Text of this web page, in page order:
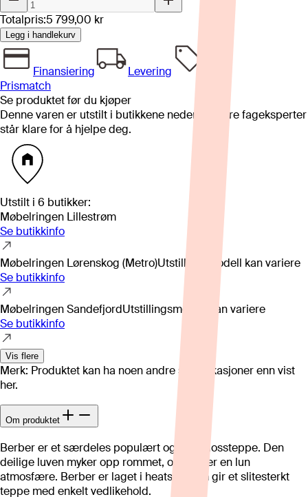
Totalpris:5 799,00 kr
Legg i handlekurv
Finansiering
Levering
Prismatch
Se produktet før du kjøper
Denne varen er utstilt i butikkene nedenfor. Våre fageksperter
står klare for å hjelpe deg.
Utstilt i 6 butikker:
Møbelringen Lillestrøm
Se butikkinfo
Møbelringen Lørenskog (Metro)Utstillingsmodell kan variere
Se butikkinfo
Møbelringen SandefjordUtstillingsmodell kan variere
Se butikkinfo
Vis flere
Merk: Produktet kan ha noen andre spesifikasjoner enn vist
her.
Om produktet
Berber er et særdeles populært og mykt flossteppe. Den
deilige luven myker opp rommet, og skaper en lun
atmosfære. Berber er laget i heatset, som gir et slitesterkt
teppe med enkelt vedlikehold.